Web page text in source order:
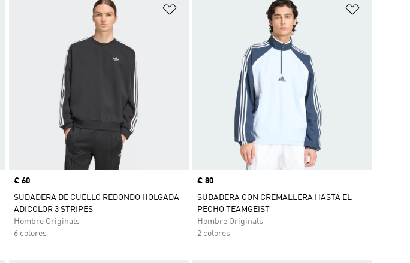
Añadir a la lista de deseos Añadir a la lista de deseos
Precio
€ 60
SUDADERA DE CUELLO REDONDO HOLGADA
ADICOLOR 3 STRIPES
Hombre Originals
6 colores
Precio
€ 80
SUDADERA CON CREMALLERA HASTA EL
PECHO TEAMGEIST
Hombre Originals
2 colores